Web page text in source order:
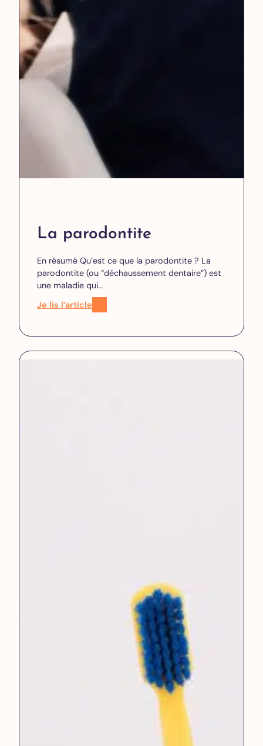
La parodontite
En résumé Qu’est ce que la parodontite ? La
parodontite (ou “déchaussement dentaire”) est
une maladie qui…
Je lis l’article